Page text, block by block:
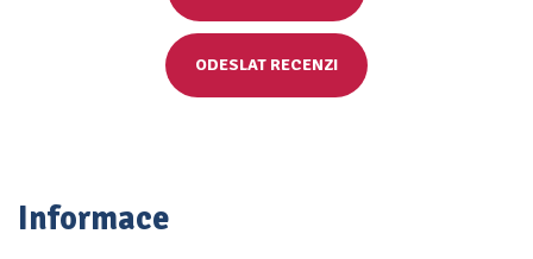
ODESLAT RECENZI
Informace